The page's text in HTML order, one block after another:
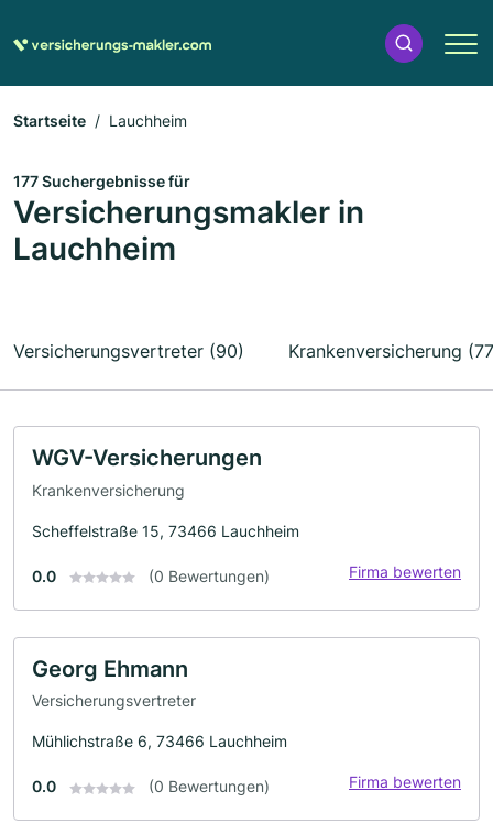
Startseite Lauchheim
177 Suchergebnisse für
Versicherungsmakler in
Lauchheim
Versicherungsvertreter (90) Krankenversicherung
WGV-Versicherungen
Krankenversicherung
Scheffelstraße 15, 73466 Lauchheim
0.0 (0 Bewertungen) Firma bewerten
Georg Ehmann
Versicherungsvertreter
Mühlichstraße 6, 73466 Lauchheim
0.0 (0 Bewertungen) Firma bewerten